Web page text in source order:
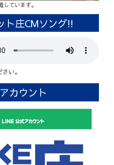
ています。
ト庄CMソング!!
い。
カウント